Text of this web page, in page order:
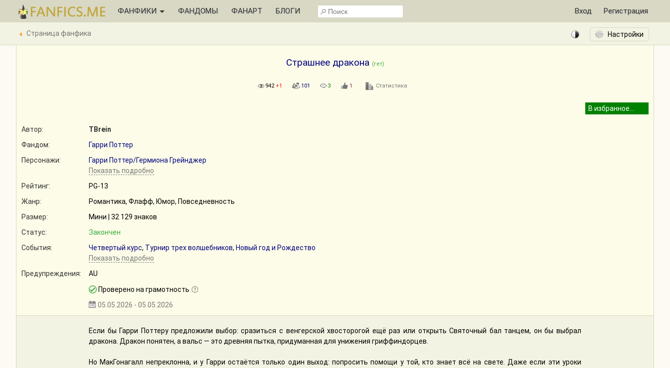
ФАНФИКИ ФАНДОМЫ ФАНАРТ БЛОГИ Вход Регистрация
Страшнее дракона (гет)
942+1 101 3 1 Статистика
Автор:
TBrein
Фандом:
Гарри Поттер
Персонажи:
Гарри Поттер/Гермиона Грейнджер
Показать подробно
Рейтинг:
PG-13
Жанр:
Романтика, Флафф, Юмор, Повседневность
Размер:
Мини | 32 129 знаков
Статус:
Закончен
События:
Четвертый курс, Турнир трех волшебников, Новый год и Рождество
Показать подробно
Предупреждения:
AU
Проверено на грамотность
05.05.2026 - 05.05.2026
Если бы Гарри Поттеру предложили выбор: сразиться с венгерской хвосторогой ещё раз или открыть Святочный бал танцем, он бы выбрал
дракона. Дракон понятен, а вальс — это древняя пытка, придуманная для унижения гриффиндорцев.
Но МакГонагалл непреклонна, и у Гарри остаётся только один выход: попросить помощи у той, кто знает всё на свете. Даже если эти уроки